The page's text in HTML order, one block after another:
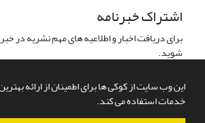
این وب سایت از کوکی ها برای اطمینان از ارائه
خدمات استفاده می کند.
اشتراک خبرنامه
برای دریافت اخبار و اطلاعیه های مهم نشریه در
شوید.